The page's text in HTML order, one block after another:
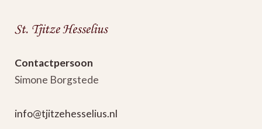
museum
donderdag
augustus
Contactpersoon
Simone Borgstede
info@tjitzehesselius.nl